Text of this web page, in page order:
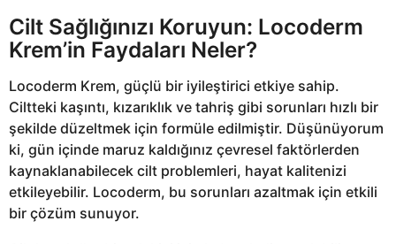
Cilt Sağlığınızı Koruyun: Locoderm
Krem’in Faydaları Neler?
Locoderm Krem, güçlü bir iyileştirici etkiye sahip.
Ciltteki kaşıntı, kızarıklık ve tahriş gibi sorunları hızlı bir
şekilde düzeltmek için formüle edilmiştir. Düşünüyorum
ki, gün içinde maruz kaldığınız çevresel faktörlerden
kaynaklanabilecek cilt problemleri, hayat kalitenizi
etkileyebilir. Locoderm, bu sorunları azaltmak için etkili
bir çözüm sunuyor.